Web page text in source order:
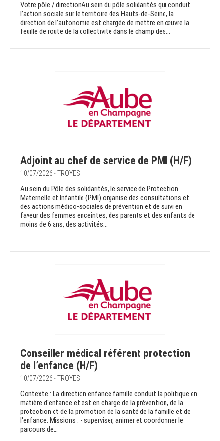
Votre pôle / directionAu sein du pôle solidarités qui conduit
l’action sociale sur le territoire des Hauts-de-Seine, la
direction de l’autonomie est chargée de mettre en œuvre la
feuille de route de la collectivité dans le champ des...
Adjoint au chef de service de PMI (H/F)
10/07/2026 - TROYES
Au sein du Pôle des solidarités, le service de Protection
Maternelle et Infantile (PMI) organise des consultations et
des actions médico-sociales de prévention et de suivi en
faveur des femmes enceintes, des parents et des enfants de
moins de 6 ans, des activités...
Conseiller médical référent protection
de l’enfance (H/F)
10/07/2026 - TROYES
Contexte : La direction enfance famille conduit la politique en
matière d'enfance et est en charge de la prévention, de la
protection et de la promotion de la santé de la famille et de
l'enfance. Missions : - superviser, animer et coordonner le
parcours de...